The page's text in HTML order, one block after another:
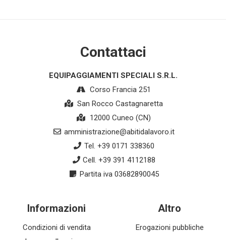
Contattaci
EQUIPAGGIAMENTI SPECIALI S.R.L.
Corso Francia 251
San Rocco Castagnaretta
12000 Cuneo (CN)
amministrazione@abitidalavoro.it
Tel. +39 0171 338360
Cell. +39 391 4112188
Partita iva 03682890045
Informazioni
Condizioni di vendita
Altro
Erogazioni pubbliche